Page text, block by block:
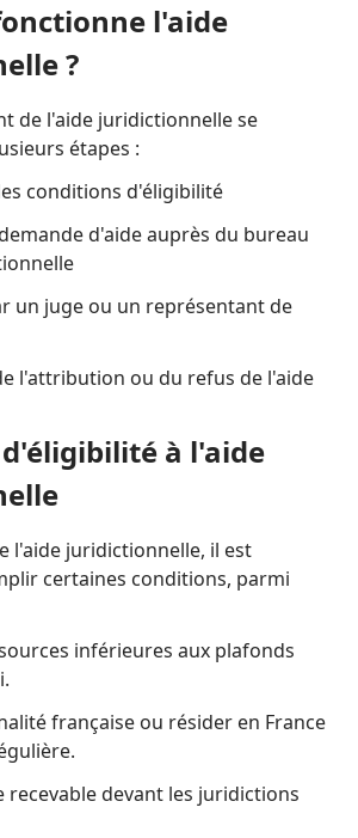
l'aide
?
de l'aide juridictionnelle se
étapes :
conditions d'éligibilité
d'aide auprès du bureau
un juge ou un représentant de
l'attribution ou du refus de l'aide
à l'aide
l'aide juridictionnelle, il est
certaines conditions, parmi
inférieures aux plafonds
française ou résider en France
recevable devant les juridictions